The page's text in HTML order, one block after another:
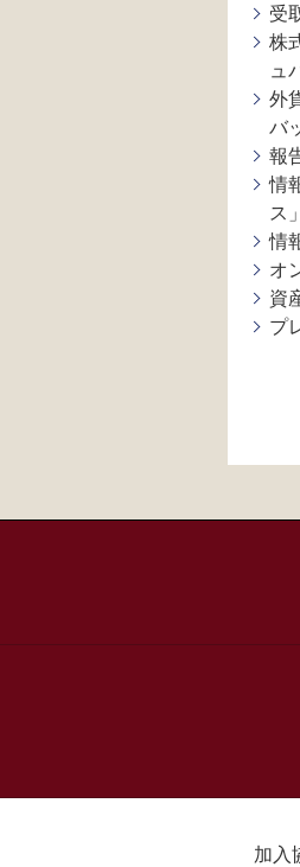
受
株
ュ
外
バ
報
情
ス」
情
オ
資
プ
加入